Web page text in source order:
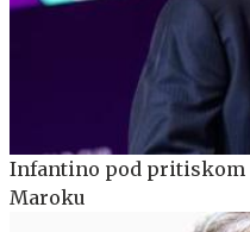
Infantino pod
Maroku